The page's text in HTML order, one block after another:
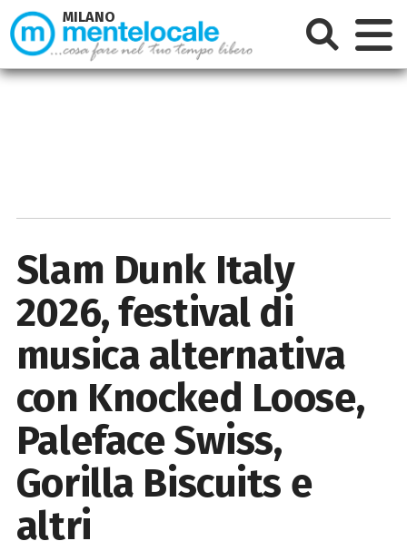
Slam Dunk Italy
2026, festival di
musica alternativa
con Knocked Loose,
Paleface Swiss,
Gorilla Biscuits e
altri
MILANO